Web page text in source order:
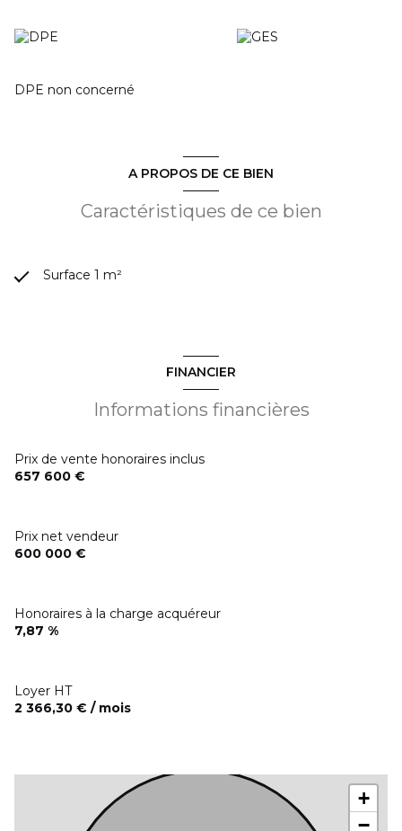
DPE non concerné
A PROPOS DE CE BIEN
Caractéristiques de ce bien
Surface 1 m²
FINANCIER
Informations financières
Prix de vente honoraires inclus
657 600 €
Prix net vendeur
600 000 €
Honoraires à la charge acquéreur
7,87 %
Loyer HT
2 366,30 € / mois
+
−